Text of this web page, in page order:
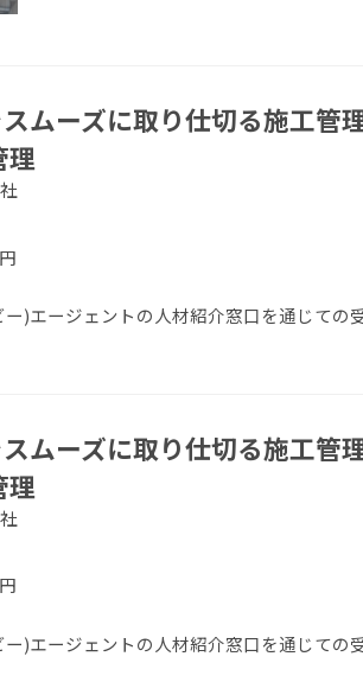
スムーズに取り仕切る施工
理
)エージェントの人材紹介窓口を通じての
スムーズに取り仕切る施工
理
)エージェントの人材紹介窓口を通じての